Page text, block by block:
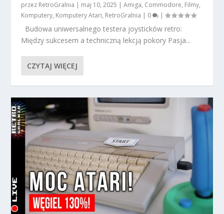
przez RetroGralnia | maj 10, 2025 |Amiga, Commodore, Filmy,
Komputery, Komputery Atari, RetroGralnia | 0 |
Budowa uniwersalnego testera joysticków retro:
Między sukcesem a techniczną lekcją pokory Pasja...
CZYTAJ WIĘCEJ